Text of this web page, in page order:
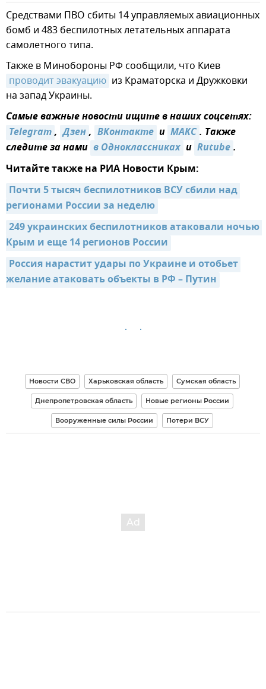
Средствами ПВО сбиты 14 управляемых авиационных
бомб и 483 беспилотных летательных аппарата
самолетного типа.
Также в Минобороны РФ сообщили, что Киев
проводит эвакуацию из Краматорска и Дружковки
на запад Украины.
Самые важные новости ищите в наших соцсетях:
Telegram, Дзен, ВКонтакте и МАКС. Также
следите за нами в Одноклассниках и Rutube.
Читайте также на РИА Новости Крым:
Почти 5 тысяч беспилотников ВСУ сбили над
регионами России за неделю
249 украинских беспилотников атаковали ночью
Крым и еще 14 регионов России
Россия нарастит удары по Украине и отобьет
желание атаковать объекты в РФ – Путин
Новости СВО Харьковская область Сумская область
Днепропетровская область Новые регионы России
Вооруженные силы России Потери ВСУ